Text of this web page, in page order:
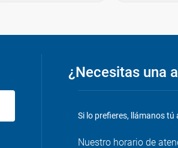
¿Necesitas una
Si lo prefieres, llámanos tú
Nuestro horario de